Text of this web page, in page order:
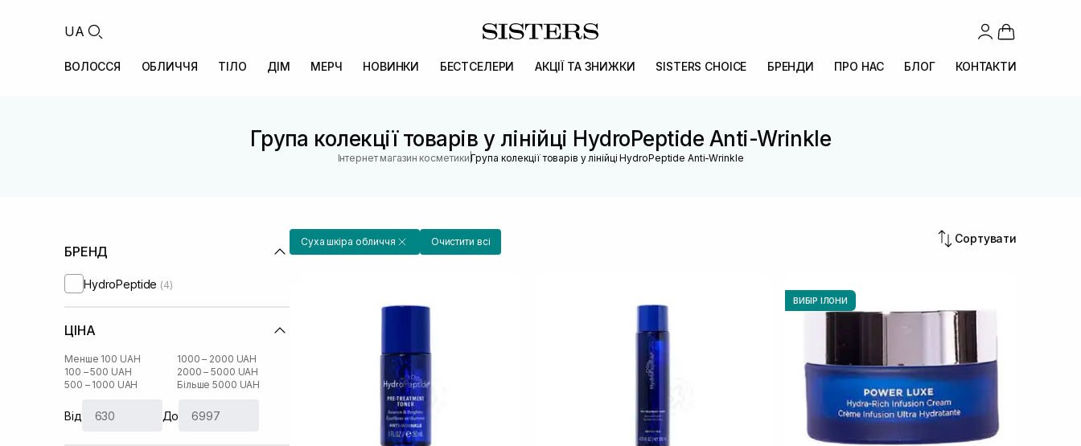
UA
ВОЛОССЯ ОБЛИЧЧЯ ТІЛО ДІМ МЕРЧ НОВИНКИ БЕСТСЕЛЕРИ АКЦІЇ ТА ЗНИЖКИ SISTERS CHOICE БРЕНДИ ПРО НАС БЛОГ КОНТАКТИ
Група колекції товарів у лінійці HydroPeptide Anti-Wrinkle
Інтернет магазин косметики |Група колекції товарів у лінійці HydroPeptide Anti-Wrinkle
БРЕНД
HydroPeptide (4)
ЦІНА
Менше 100 UAH
100 – 500 UAH
500 – 1000 UAH
1000 – 2000 UAH
2000 – 5000 UAH
Більше 5000 UAH
Від До
Суха шкіра обличчя Очистити всі Сортувати
ВИБІР ІЛОНИ